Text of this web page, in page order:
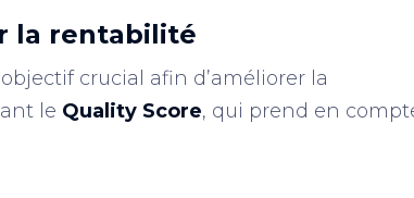
la rentabilité
crucial afin d’améliorer la
le Quality Score, qui prend en